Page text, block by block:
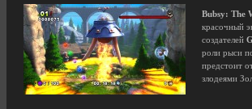
Bubsy: The
красочный
создателей
роли рыси
предстоит
злодеями